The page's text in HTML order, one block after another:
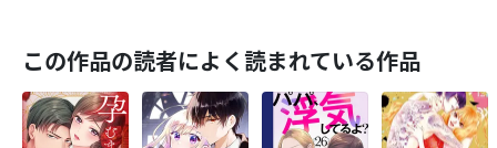
この作品の読者によく読まれている作品